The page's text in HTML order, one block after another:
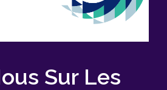
Sur Les